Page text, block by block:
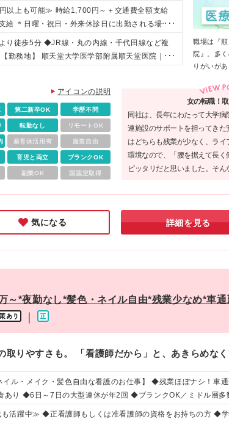
＊医療業界に貢献できる仕事がしたい ＊看護助
したい ＊人とコミュニケーションを取るのが得
てる仕事がしたい など 【契約社員について】
（入社後3ヶ月単位／2年目以降1年単位） ・更
限無し
以上も可能≫ 時給1,700円～＋交通費全額支給
給 ＊日曜・祝日・外来休診日に出勤される場合
割増となります。 ※給与は経験や能力を考慮の
ます ※試用期間3ヶ月（期間中の条件に変更はあ
り徒歩5分 ◆JR線・丸の内線・千代田線など複
勤務地】 順天堂大学医学部附属順天堂医院｜東
職場は『
院』。多
りがいがあ
アイコンの説明
第二新卒OK 学歴不問
転勤なし リモートOK
産育休活用有 服装自由
育児と両立 ブランクOK
副業OK 国認定取得
女の転職！
同社は、長年にわたって大学
連施設のサポートを担ってき
はどちらも残業が少なく、ラ
環境なので、「腰を据えて長
ピッタリだと思いました。そ
役に立てるやりがいも感じな
築いてみてください。
気になる 詳細を見る
～*夜勤なし*髪色・ネイル自由*残業少なめ*車通
取りやすさも。 「看護師だから」と、あきらめな
イル・メイク・髪色自由な看護のお仕事】 ◆残業ほぼナシ！車
あり ◆6日～7日の大型連休が年2回 ◆ブランクOK／ミドル層多
活躍中≫ ◆正看護師もしくは准看護師の資格をお持ちの方 ◆